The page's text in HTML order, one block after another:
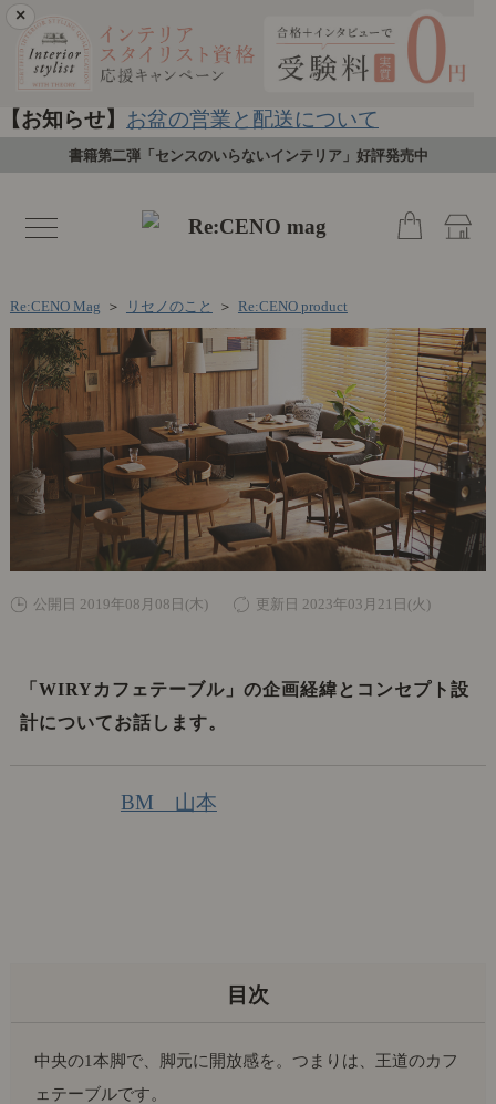
×
【お知らせ】 お盆の営業と配送について
書籍第二弾「センスのいらないインテリア」好評発売中
toggle
navigation
Re:CENO Mag ＞ リセノのこと ＞ Re:CENO product
公開日 2019年08月08日(木) 更新日 2023年03月21日(火)
「WIRYカフェテーブル」の企画経緯とコンセプト設
計についてお話します。
BM 山本
中央の1本脚で、脚元に開放感を。つまりは、王道のカフ
ェテーブルです。